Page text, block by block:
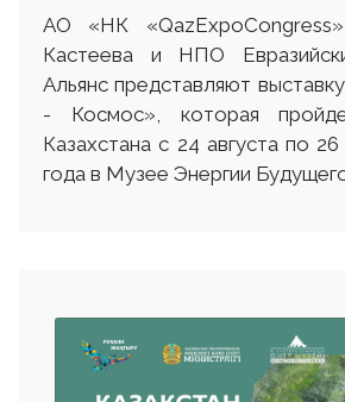
АО «НК
Кастеева и НПО
Альянс представляют
- Космос», которая
Казахстана с 24 августа по
года в Музее Энергии